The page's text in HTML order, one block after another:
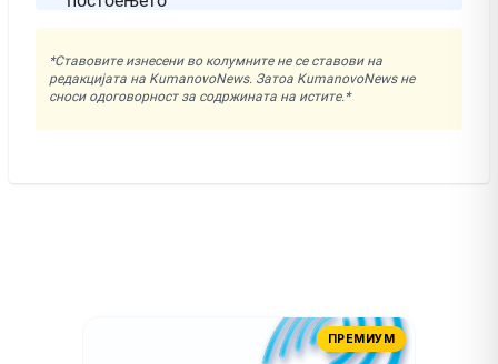
*Ставовите изнесени во колумните не се ставови на
редакцијата на KumanovoNews. Затоа KumanovoNews не
сноси одоговорност за содржината на истите.*
ПРЕМИУМ